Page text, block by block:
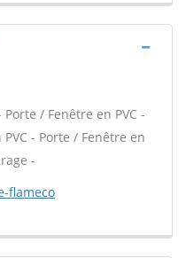
/ Fenêtre en PVC -
- Porte / Fenêtre en
-
flameco